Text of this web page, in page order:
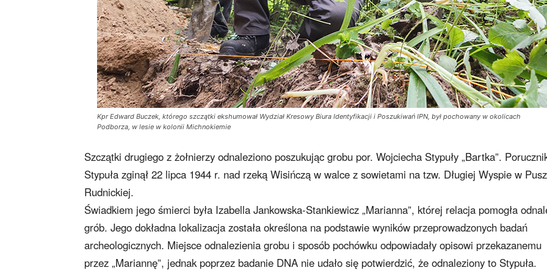
Kpr Edward Buczek, którego szczątki ekshumował Wydział Kresowy Biura Identyfikacji i Poszukiwań IPN, był pochowany w okolicach
Podborza, w lesie w kolonii Michnokiemie
Szczątki drugiego z żołnierzy odnaleziono poszukując grobu por. Wojciecha Stypuły „Bartka”.
Stypuła zginął 22 lipca 1944 r. nad rzeką Wisińczą w walce z sowietami na tzw. Długiej Wyspie w
Rudnickiej.
Świadkiem jego śmierci była Izabella Jankowska-Stankiewicz „Marianna”, której relacja pomogła
grób. Jego dokładna lokalizacja została określona na podstawie wyników przeprowadzonych badań
archeologicznych. Miejsce odnalezienia grobu i sposób pochówku odpowiadały opisowi przekazanemu
przez „Mariannę”, jednak poprzez badanie DNA nie udało się potwierdzić, że odnaleziony to Stypuła.